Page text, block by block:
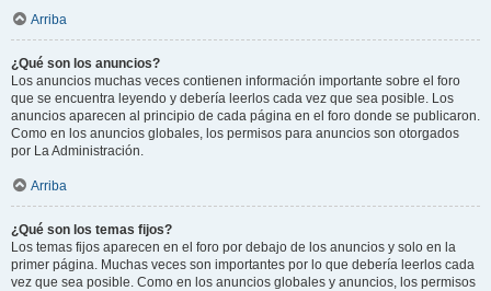
Arriba
¿Qué son los anuncios?
Los anuncios muchas veces contienen información importante sobre el foro
que se encuentra leyendo y debería leerlos cada vez que sea posible. Los
anuncios aparecen al principio de cada página en el foro donde se publicaron.
Como en los anuncios globales, los permisos para anuncios son otorgados
por La Administración.
Arriba
¿Qué son los temas fijos?
Los temas fijos aparecen en el foro por debajo de los anuncios y solo en la
primer página. Muchas veces son importantes por lo que debería leerlos cada
vez que sea posible. Como en los anuncios globales y anuncios, los permisos